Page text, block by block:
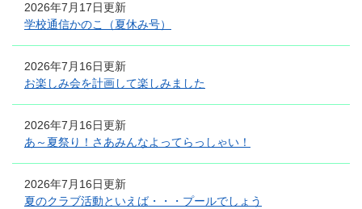
2026年7月17日更新
学校通信かのこ（夏休み号）
2026年7月16日更新
お楽しみ会を計画して楽しみました
2026年7月16日更新
あ～夏祭り！さあみんなよってらっしゃい！
2026年7月16日更新
夏のクラブ活動といえば・・・プールでしょう